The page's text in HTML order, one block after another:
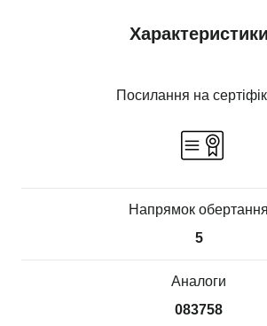
Характеристики
Посилання на
Напрямок обертання
5
Аналоги
083758